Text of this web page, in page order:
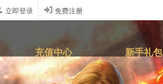
立即登录 免费注册
充值中心 新手礼包